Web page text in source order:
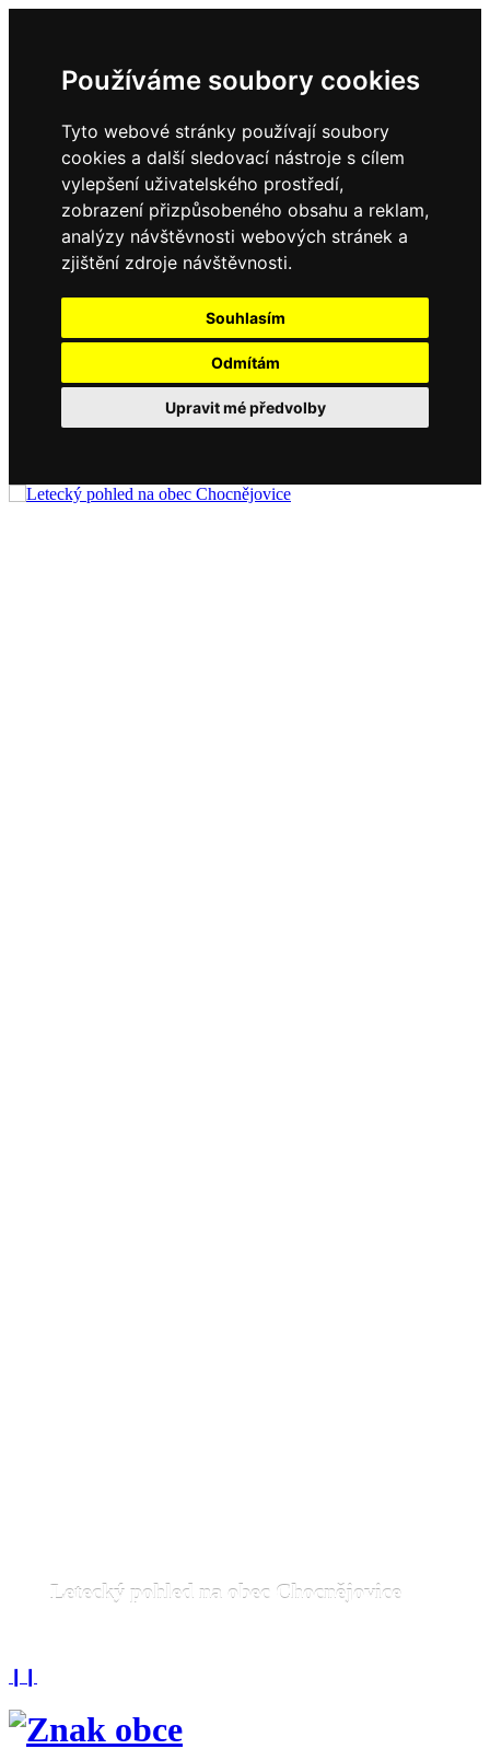
Používáme soubory cookies
Tyto webové stránky používají soubory
cookies a další sledovací nástroje s cílem
vylepšení uživatelského prostředí,
zobrazení přizpůsobeného obsahu a reklam,
analýzy návštěvnosti webových stránek a
zjištění zdroje návštěvnosti.
Souhlasím
Odmítám
Upravit mé předvolby
Letecký pohled na obec Chocnějovice